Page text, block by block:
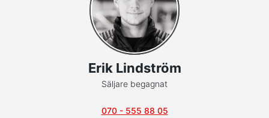
Erik Lindström
Säljare begagnat
070 - 555 88 05